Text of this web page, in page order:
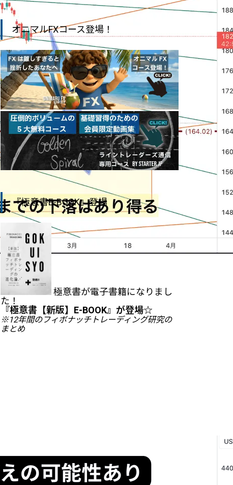
オニマルFXコース登場！
『極意書E-BOOK』登場
極意書が電子書籍になりまし
た！
『極意書【新版】E-BOOK』が登場☆
※12年間のフィボナッチトレーディング研究の
まとめ